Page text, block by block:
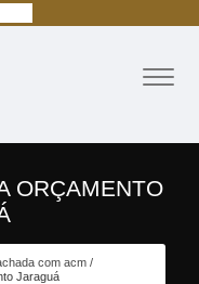
ORÇAMENTO
com acm
Jaraguá